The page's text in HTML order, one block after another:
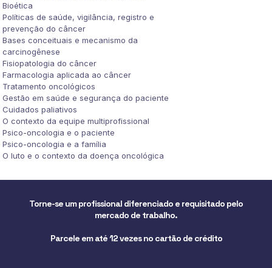
Bioética
Políticas de saúde, vigilância, registro e
prevenção do câncer
Bases conceituais e mecanismo da
carcinogênese
Fisiopatologia do câncer
Farmacologia aplicada ao câncer
Tratamento oncológicos
Gestão em saúde e segurança do paciente
Cuidados paliativos
O contexto da equipe multiprofissional
Psico-oncologia e o paciente
Psico-oncologia e a família
O luto e o contexto da doença oncológica
Torne-se um profissional diferenciado e requisitado pelo
mercado de trabalho.
Parcele em até 12 vezes no cartão de crédito